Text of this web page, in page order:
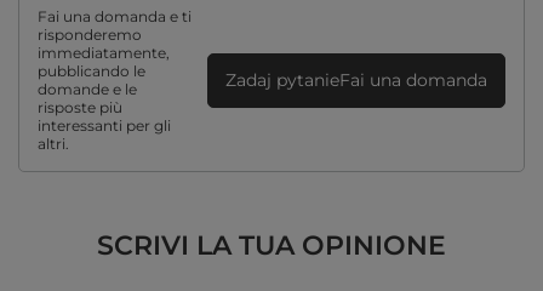
Fai una domanda e ti
risponderemo
immediatamente,
pubblicando le
domande e le
risposte più
interessanti per gli
altri.
Zadaj pytanieFai una domanda
SCRIVI LA TUA OPINIONE